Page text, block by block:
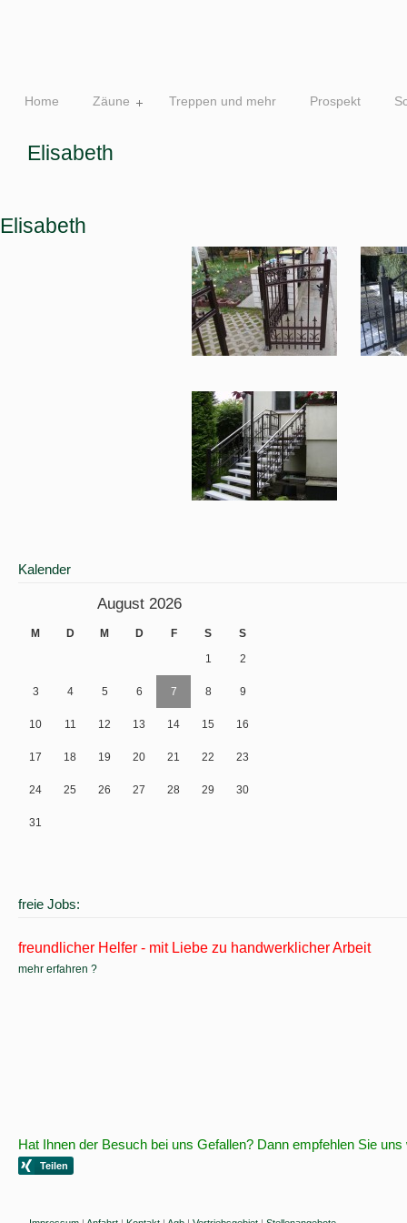
Home Zäune Treppen und mehr Prospekt
Elisabeth
Elisabeth
Kalender
August 2026
M D M D F S
S
1
2
3 4 5 6 7 8 9
10 11 12 13 14 15 16
17 18 19 20 21 22 23
24 25 26 27 28 29 30
31
freie Jobs:
freundlicher Helfer - mit Liebe zu handwerklicher Arbeit
mehr erfahren ?
Hat Ihnen der Besuch bei uns Gefallen? Dann empfehlen Sie uns